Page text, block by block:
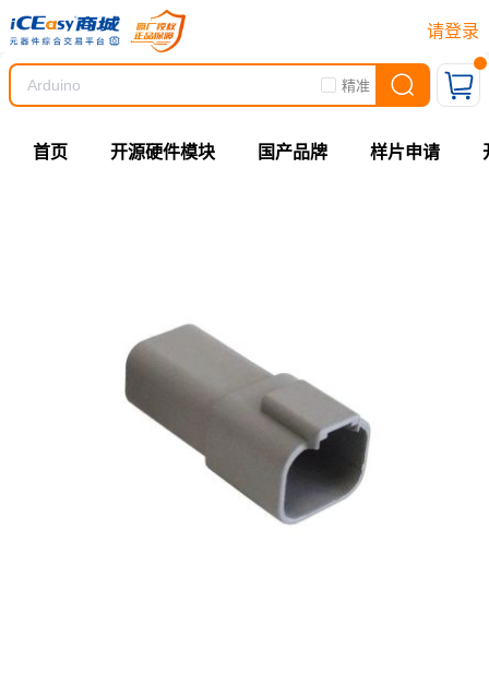
请登录
精准
首页 开源硬件模块 国产品牌 样片申请